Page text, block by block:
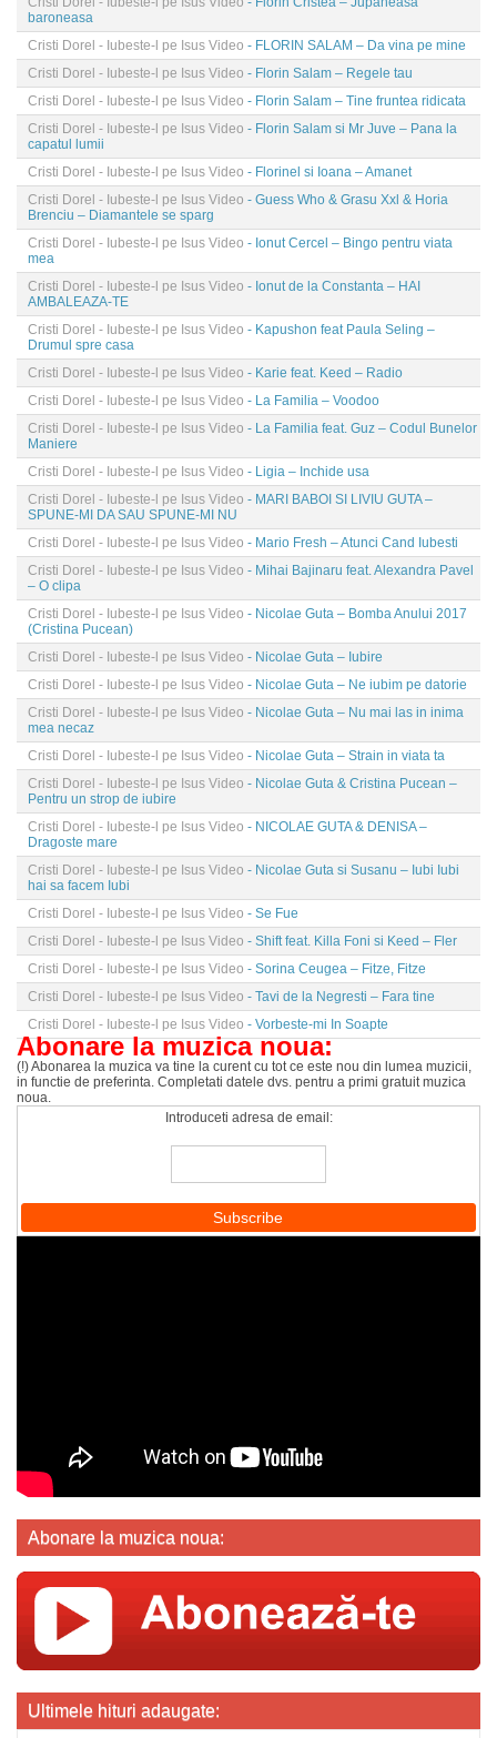
baroneasa
Cristi Dorel - Iubeste-l pe Isus Video - FLORIN SALAM – Da vina pe mine
Cristi Dorel - Iubeste-l pe Isus Video - Florin Salam – Regele tau
Cristi Dorel - Iubeste-l pe Isus Video - Florin Salam – Tine fruntea ridicata
Cristi Dorel - Iubeste-l pe Isus Video - Florin Salam si Mr Juve – Pana la
capatul lumii
Cristi Dorel - Iubeste-l pe Isus Video - Florinel si Ioana – Amanet
Cristi Dorel - Iubeste-l pe Isus Video - Guess Who & Grasu Xxl & Horia
Brenciu – Diamantele se sparg
Cristi Dorel - Iubeste-l pe Isus Video - Ionut Cercel – Bingo pentru viata
mea
Cristi Dorel - Iubeste-l pe Isus Video - Ionut de la Constanta – HAI
AMBALEAZA-TE
Cristi Dorel - Iubeste-l pe Isus Video - Kapushon feat Paula Seling –
Drumul spre casa
Cristi Dorel - Iubeste-l pe Isus Video - Karie feat. Keed – Radio
Cristi Dorel - Iubeste-l pe Isus Video - La Familia – Voodoo
Cristi Dorel - Iubeste-l pe Isus Video - La Familia feat. Guz – Codul Bunelor
Maniere
Cristi Dorel - Iubeste-l pe Isus Video - Ligia – Inchide usa
Cristi Dorel - Iubeste-l pe Isus Video - MARI BABOI SI LIVIU GUTA –
SPUNE-MI DA SAU SPUNE-MI NU
Cristi Dorel - Iubeste-l pe Isus Video - Mario Fresh – Atunci Cand Iubesti
Cristi Dorel - Iubeste-l pe Isus Video - Mihai Bajinaru feat. Alexandra Pavel
– O clipa
Cristi Dorel - Iubeste-l pe Isus Video - Nicolae Guta – Bomba Anului 2017
(Cristina Pucean)
Cristi Dorel - Iubeste-l pe Isus Video - Nicolae Guta – Iubire
Cristi Dorel - Iubeste-l pe Isus Video - Nicolae Guta – Ne iubim pe datorie
Cristi Dorel - Iubeste-l pe Isus Video - Nicolae Guta – Nu mai las in inima
mea necaz
Cristi Dorel - Iubeste-l pe Isus Video - Nicolae Guta – Strain in viata ta
Cristi Dorel - Iubeste-l pe Isus Video - Nicolae Guta & Cristina Pucean –
Pentru un strop de iubire
Cristi Dorel - Iubeste-l pe Isus Video - NICOLAE GUTA & DENISA –
Dragoste mare
Cristi Dorel - Iubeste-l pe Isus Video - Nicolae Guta si Susanu – Iubi Iubi
hai sa facem Iubi
Cristi Dorel - Iubeste-l pe Isus Video - Se Fue
Cristi Dorel - Iubeste-l pe Isus Video - Shift feat. Killa Foni si Keed – Fler
Cristi Dorel - Iubeste-l pe Isus Video - Sorina Ceugea – Fitze, Fitze
Cristi Dorel - Iubeste-l pe Isus Video - Tavi de la Negresti – Fara tine
Cristi Dorel - Iubeste-l pe Isus Video - Vorbeste-mi In Soapte
Abonare la muzica noua:
(!) Abonarea la muzica va tine la curent cu tot ce este nou din lumea muzicii,
in functie de preferinta. Completati datele dvs. pentru a primi gratuit muzica
noua.
Introduceti adresa de email:
Abonare la muzica noua:
Ultimele hituri adaugate: